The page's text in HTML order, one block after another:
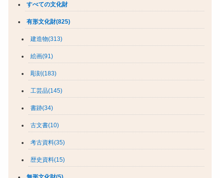
すべての文化財
有形文化財(825)
建造物(313)
絵画(91)
彫刻(183)
工芸品(145)
書跡(34)
古文書(10)
考古資料(35)
歴史資料(15)